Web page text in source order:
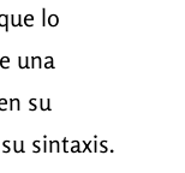
lo
una
su
sintaxis.